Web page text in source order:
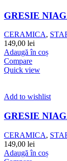
GRESIE
CERAMICA,
149,00 lei
Adaugă în coș
Compare
Quick view
Add to wishlist
GRESIE
CERAMICA,
149,00 lei
Adaugă în coș